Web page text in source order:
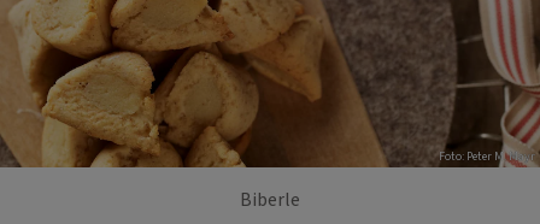
Foto: Peter M. Mayr
Biberle